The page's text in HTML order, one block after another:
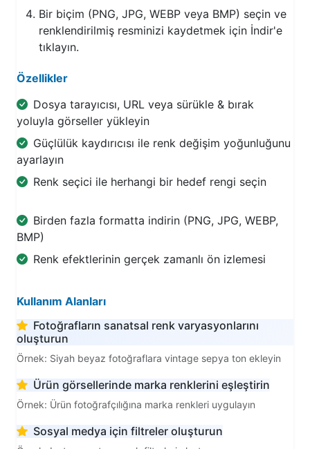
Bir biçim (PNG, JPG, WEBP veya BMP) seçin ve
renklendirilmiş resminizi kaydetmek için İndir'e
tıklayın.
Özellikler
Dosya tarayıcısı, URL veya sürükle & bırak
yoluyla görseller yükleyin
Güçlülük kaydırıcısı ile renk değişim yoğunluğunu
ayarlayın
Renk seçici ile herhangi bir hedef rengi seçin
Birden fazla formatta indirin (PNG, JPG, WEBP,
BMP)
Renk efektlerinin gerçek zamanlı ön izlemesi
Kullanım Alanları
Fotoğrafların sanatsal renk varyasyonlarını
oluşturun
Örnek: Siyah beyaz fotoğraflara vintage sepya ton ekleyin
Ürün görsellerinde marka renklerini eşleştirin
Örnek: Ürün fotoğrafçılığına marka renkleri uygulayın
Sosyal medya için filtreler oluşturun